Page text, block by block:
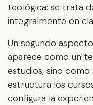
teológica: se trata
integralmente en
Un segundo
aparece como un
estudios, sino
estructura los
configura la